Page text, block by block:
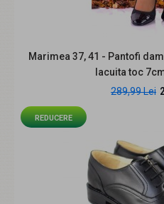
Marimea 37, 39 Pantofi
259,99 Lei
Marimea 37, 41 - Pantofi
lacuita toc
289,99 Lei
REDUCERE